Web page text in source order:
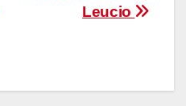
Leucio